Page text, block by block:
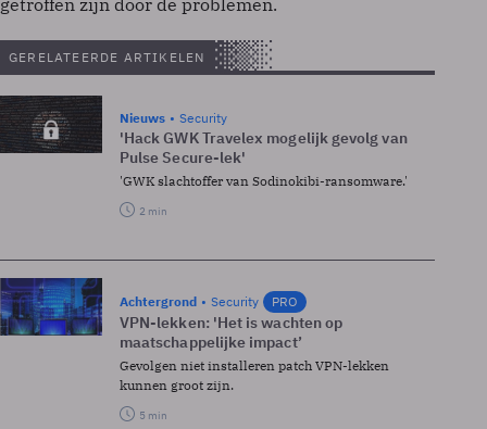
getroffen zijn door de problemen.
GERELATEERDE ARTIKELEN
Nieuws Security
'Hack GWK Travelex mogelijk gevolg van
Pulse Secure-lek'
'GWK slachtoffer van Sodinokibi-ransomware.'
2 min
Achtergrond Security PRO
VPN-lekken: 'Het is wachten op
maatschappelijke impact’
Gevolgen niet installeren patch VPN-lekken
kunnen groot zijn.
5 min